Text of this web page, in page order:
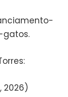
2026)